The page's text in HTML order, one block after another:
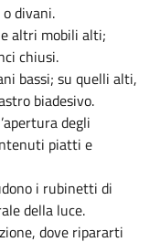
divani.
altri mobili alti;
chiusi.
bassi; su quelli alti,
biadesivo.
degli
piatti e
i rubinetti di
della luce.
dove ripararti